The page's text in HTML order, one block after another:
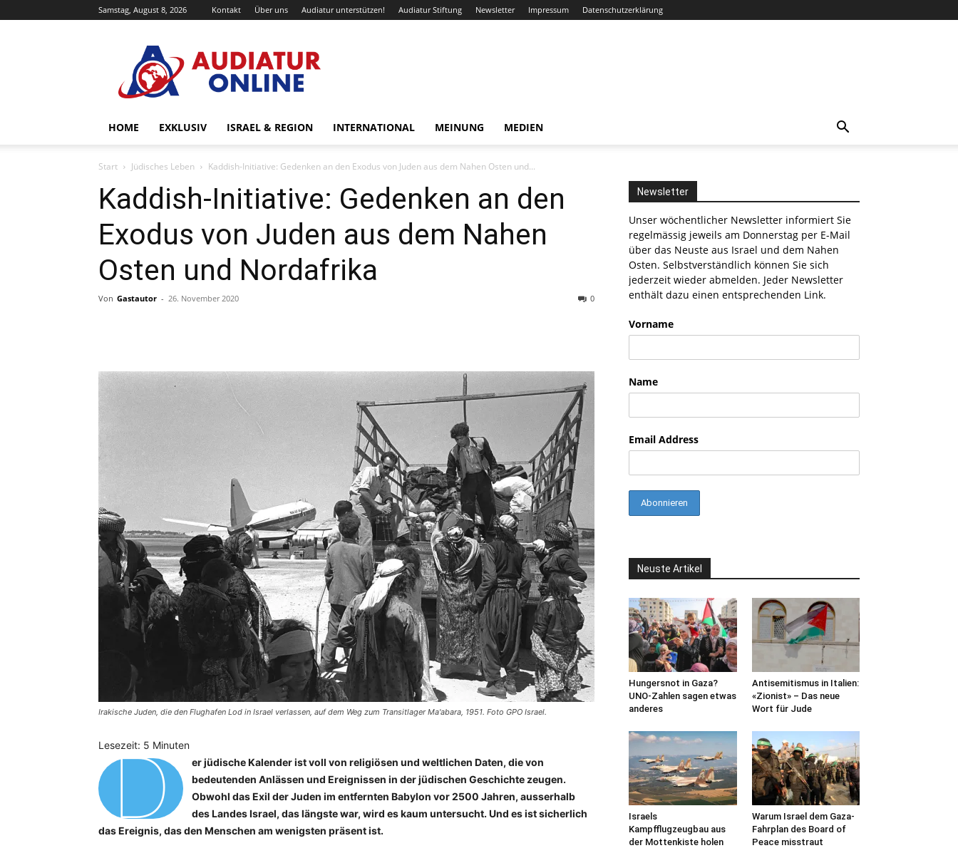
Samstag, August 8, 2026 Kontakt Über uns Audiatur unterstützen! Audiatur Stiftung Newsletter Impressum Datenschutzerklärung
Online
HOME EXKLUSIV ISRAEL & REGION INTERNATIONAL MEINUNG MEDIEN
Start Jüdisches Leben Kaddish-Initiative: Gedenken an den Exodus von Juden aus dem Nahen Osten und...
Kaddish-Initiative: Gedenken an den
Exodus von Juden aus dem Nahen
Osten und Nordafrika
Von Gastautor - 26. November 2020 0
Linkedin
Irakische Juden, die den Flughafen Lod in Israel verlassen, auf dem Weg zum Transitlager Ma'abara, 1951. Foto GPO Israel.
Lesezeit: 5 Minuten
D
er jüdische Kalender ist voll von religiösen und weltlichen Daten, die von
bedeutenden Anlässen und Ereignissen in der jüdischen Geschichte zeugen.
Obwohl das Exil der Juden im entfernten Babylon vor 2500 Jahren, ausserhalb
des Landes Israel, das längste war, wird es kaum untersucht. Und es ist sicherlich
das Ereignis, das den Menschen am wenigsten präsent ist.
Newsletter
Unser wöchentlicher Newsletter informiert Sie
regelmässig jeweils am Donnerstag per E-Mail
über das Neuste aus Israel und dem Nahen
Osten. Selbstverständlich können Sie sich
jederzeit wieder abmelden. Jeder Newsletter
enthält dazu einen entsprechenden Link.
Vorname
Name
Email Address
Neuste Artikel
Hungersnot in Gaza?
UNO-Zahlen sagen etwas
anderes
Antisemitismus in Italien:
«Zionist» – Das neue
Wort für Jude
Israels
Kampfflugzeugbau aus
der Mottenkiste holen
Warum Israel dem Gaza-
Fahrplan des Board of
Peace misstraut